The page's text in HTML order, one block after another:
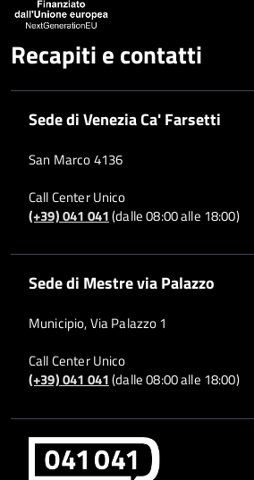
Recapiti e contatti
Sede di Venezia Ca' Farsetti
San Marco 4136
Call Center Unico
(+39) 041 041(dalle 08:00 alle 18:00)
Sede di Mestre via Palazzo
Municipio, Via Palazzo 1
Call Center Unico
(+39) 041 041(dalle 08:00 alle 18:00)